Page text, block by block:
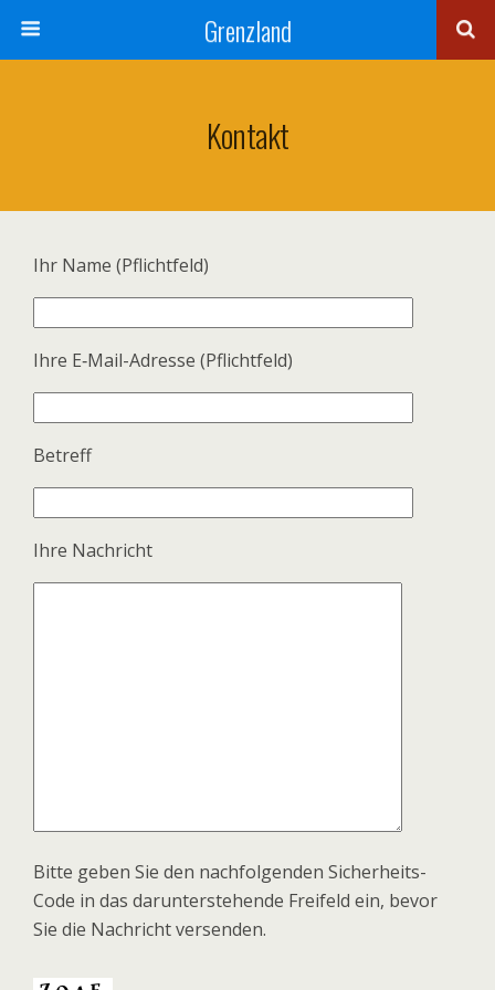
Grenzland
Kontakt
Ihr Name (Pflicht­feld)
Ihre E‑Mail-Adresse (Pflicht­feld)
Betreff
Ihre Nach­richt
Bitte geben Sie den nach­fol­gen­den Sicher­heits-
Code in das dar­un­ter­ste­hende Frei­feld ein, bevor
Sie die Nach­richt versenden.